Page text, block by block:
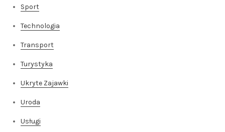
Sport
Technologia
Transport
Turystyka
Ukryte Zajawki
Uroda
Usługi